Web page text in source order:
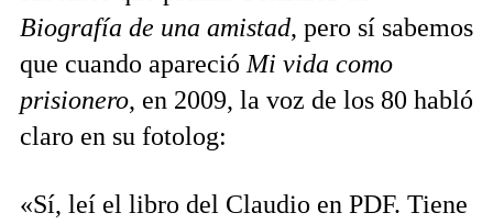
Biografía de una amistad, pero sí sabemos
que cuando apareció Mi vida como
prisionero, en 2009, la voz de los 80 habló
claro en su fotolog:
«Sí, leí el libro del Claudio en PDF. Tiene